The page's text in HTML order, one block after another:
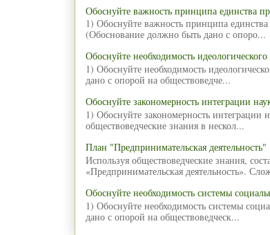
Обоснуйте важность принципа единства
1) Обоснуйте важность принципа
(Обоснование должно быть дано с опоро...
Обоснуйте необходимость
1) Обоснуйте необходимость
дано с опорой на обществоведче...
Обоснуйте закономерность интеграции
1) Обоснуйте закономерность
обществоведческие знания в нескол...
План "Предпринимательская деятельность"
Используя обществоведческие знания,
«Предпринимательская деятельность».
Обоснуйте необходимость системы
1) Обоснуйте необходимость системы
дано с опорой на обществоведческ...